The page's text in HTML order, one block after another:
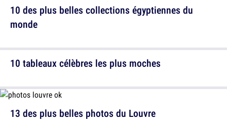
10 des plus belles collections égyptiennes du
monde
13 des plus belles photos du Louvre
10 tableaux célèbres les plus moches